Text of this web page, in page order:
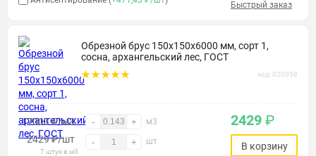
Быстрый заказ
Обрезной брус 150х150х6000 мм, сорт 1,
сосна, архангельский лес, ГОСТ
код: 020058
17003 ₽/м3 - + м3
2429₽/шт
7 штук в м3
- + шт
2429 ₽
В корзину